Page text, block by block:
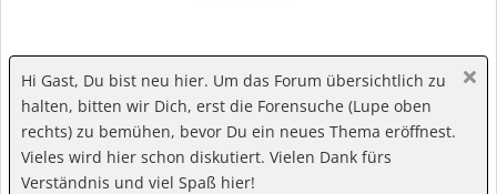
Hi Gast, Du bist neu hier. Um das Forum übersichtlich zu
halten, bitten wir Dich, erst die Forensuche (Lupe oben
rechts) zu bemühen, bevor Du ein neues Thema eröffnest.
Vieles wird hier schon diskutiert. Vielen Dank fürs
Verständnis und viel Spaß hier!